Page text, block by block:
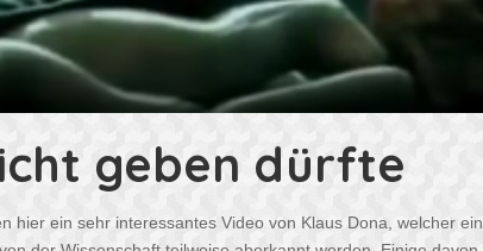
geben dürfte
hier ein sehr interessantes Video von Klaus Dona, welcher ein